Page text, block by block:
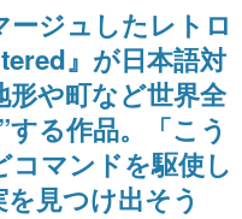
た作家さんに取材し、ゲームが
ルチャーに与えた影響を探る企
業史
ける主要なトピック・タイト
のインタビューや識者による
一望できる決定版！
くなる 永遠のいのち」と紹
ジュしたレトロ
』が日本語対
や町など世界全
る作品。「こう
マンドを駆使し
見つけ出そう